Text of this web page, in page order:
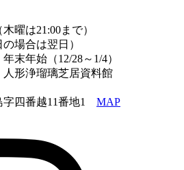
曜は21:00まで）
場合は翌日）
始（12/28～1/4）
形浄瑠璃芝居資料館
字四番越11番地1 MAP